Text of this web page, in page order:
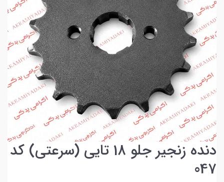
دنده زنجیر جلو 18 تایی (سرعتی) کد
047